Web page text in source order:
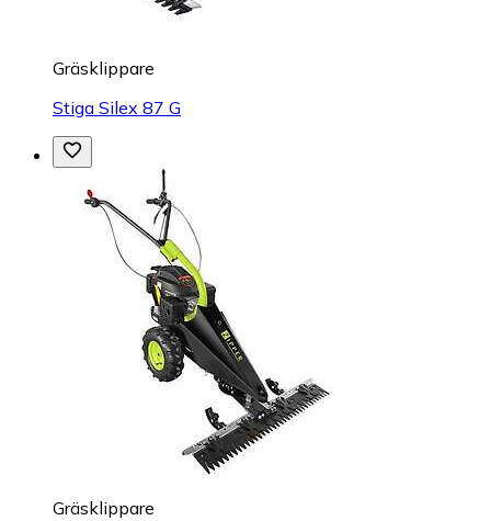
Gräsklippare
Stiga Silex 87 G
Gräsklippare